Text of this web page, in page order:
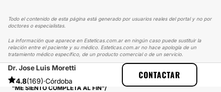
Todo el contenido de esta página está generado por usuarios reales del portal y no por
doctores o especialistas.
La información que aparece en Esteticas.com.ar en ningún caso puede sustituir la
relación entre el paciente y su médico. Esteticas.com.ar no hace apología de un
tratamiento médico específico, de un producto comercial o de un servicio.
Dr. Jose Luis Moretti
4.8(169)·Córdoba
CONTACTAR
ESTETICAS
EXPERIENCIAS
EXPERIENCIAS SOBRE AUMENTO MAMAS
"ME SIENTO COMPLETA AL FIN"